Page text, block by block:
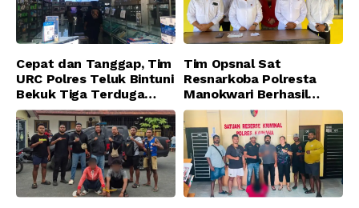
Cepat dan Tanggap, Tim
URC Polres Teluk Bintuni
Bekuk Tiga Terduga
Pelaku Pencurian di SMA
Sanawesen
Tim Opsnal Sat
Resnarkoba Polresta
Manokwari Berhasil
Ungkap Kasus Tindak
Pidana Narkotika
Golongan I Jenis Shabu
di SP 4 Distrik Prafi kab.
Manokwari